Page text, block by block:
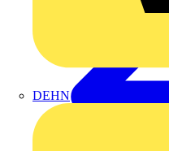
DEHN